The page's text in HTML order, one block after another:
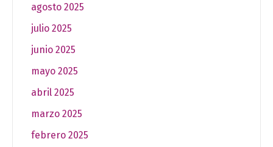
agosto 2025
julio 2025
junio 2025
mayo 2025
abril 2025
marzo 2025
febrero 2025